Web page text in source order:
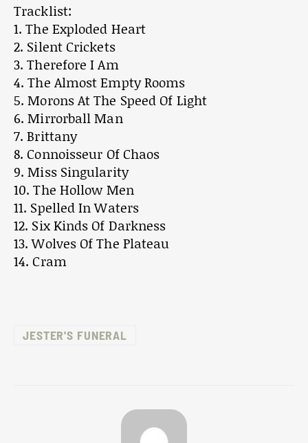
Tracklist:
1. The Exploded Heart
2. Silent Crickets
3. Therefore I Am
4. The Almost Empty Rooms
5. Morons At The Speed Of Light
6. Mirrorball Man
7. Brittany
8. Connoisseur Of Chaos
9. Miss Singularity
10. The Hollow Men
11. Spelled In Waters
12. Six Kinds Of Darkness
13. Wolves Of The Plateau
14. Cram
JESTER'S FUNERAL